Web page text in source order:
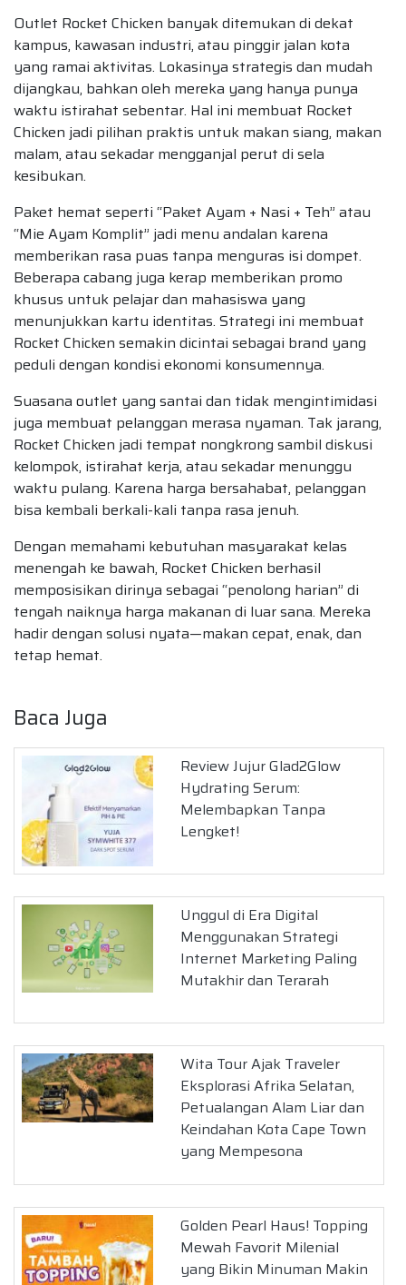
Outlet Rocket Chicken banyak ditemukan di dekat
kampus, kawasan industri, atau pinggir jalan kota
yang ramai aktivitas. Lokasinya strategis dan mudah
dijangkau, bahkan oleh mereka yang hanya punya
waktu istirahat sebentar. Hal ini membuat Rocket
Chicken jadi pilihan praktis untuk makan siang, makan
malam, atau sekadar mengganjal perut di sela
kesibukan.
Paket hemat seperti “Paket Ayam + Nasi + Teh” atau
“Mie Ayam Komplit” jadi menu andalan karena
memberikan rasa puas tanpa menguras isi dompet.
Beberapa cabang juga kerap memberikan promo
khusus untuk pelajar dan mahasiswa yang
menunjukkan kartu identitas. Strategi ini membuat
Rocket Chicken semakin dicintai sebagai brand yang
peduli dengan kondisi ekonomi konsumennya.
Suasana outlet yang santai dan tidak mengintimidasi
juga membuat pelanggan merasa nyaman. Tak jarang,
Rocket Chicken jadi tempat nongkrong sambil diskusi
kelompok, istirahat kerja, atau sekadar menunggu
waktu pulang. Karena harga bersahabat, pelanggan
bisa kembali berkali-kali tanpa rasa jenuh.
Dengan memahami kebutuhan masyarakat kelas
menengah ke bawah, Rocket Chicken berhasil
memposisikan dirinya sebagai “penolong harian” di
tengah naiknya harga makanan di luar sana. Mereka
hadir dengan solusi nyata—makan cepat, enak, dan
tetap hemat.
Baca Juga
Review Jujur Glad2Glow
Hydrating Serum:
Melembapkan Tanpa
Lengket!
Unggul di Era Digital
Menggunakan Strategi
Internet Marketing Paling
Mutakhir dan Terarah
Wita Tour Ajak Traveler
Eksplorasi Afrika Selatan,
Petualangan Alam Liar dan
Keindahan Kota Cape Town
yang Mempesona
Golden Pearl Haus! Topping
Mewah Favorit Milenial
yang Bikin Minuman Makin